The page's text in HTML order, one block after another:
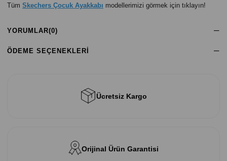
Tüm Skechers Çocuk Ayakkabı modellerimizi görmek için tıklayın!
YORUMLAR(0)
ÖDEME SEÇENEKLERI
Ücretsiz Kargo
Orijinal Ürün Garantisi